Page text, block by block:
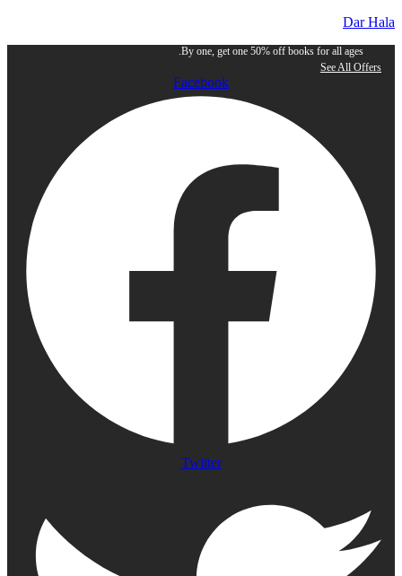
Dar Hala
By one, get one 50% off books for all ages.
See All Offers
Facebook
Twitter